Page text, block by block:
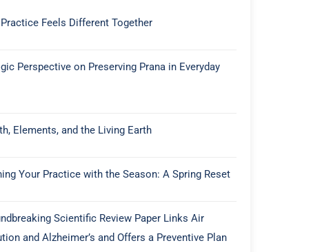
Feels Different Together
Perspective on Preserving Prana in Everyday
Elements, and the Living Earth
Your Practice with the Season: A Spring Reset
Scientific Review Paper Links Air
and Alzheimer’s and Offers a Preventive Plan